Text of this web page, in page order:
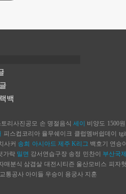
백
리사진공모 손 명절음식 세이 비양도 1500원
피스컵코리아 율무쉐이크 클럽멤버쉽데이
사커 송희 아시아드 제주 K리그 백호기 연승
가락 밀면 강서연습구장 송정 민찬이 부산국
매분식 삼겹살 대전시티즌 울산모비스 피자
통공사 아이들 우승이 용궁사 지훈